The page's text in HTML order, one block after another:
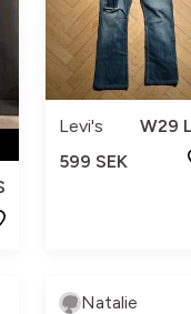
Levi's
W29
599 SEK
Natalie